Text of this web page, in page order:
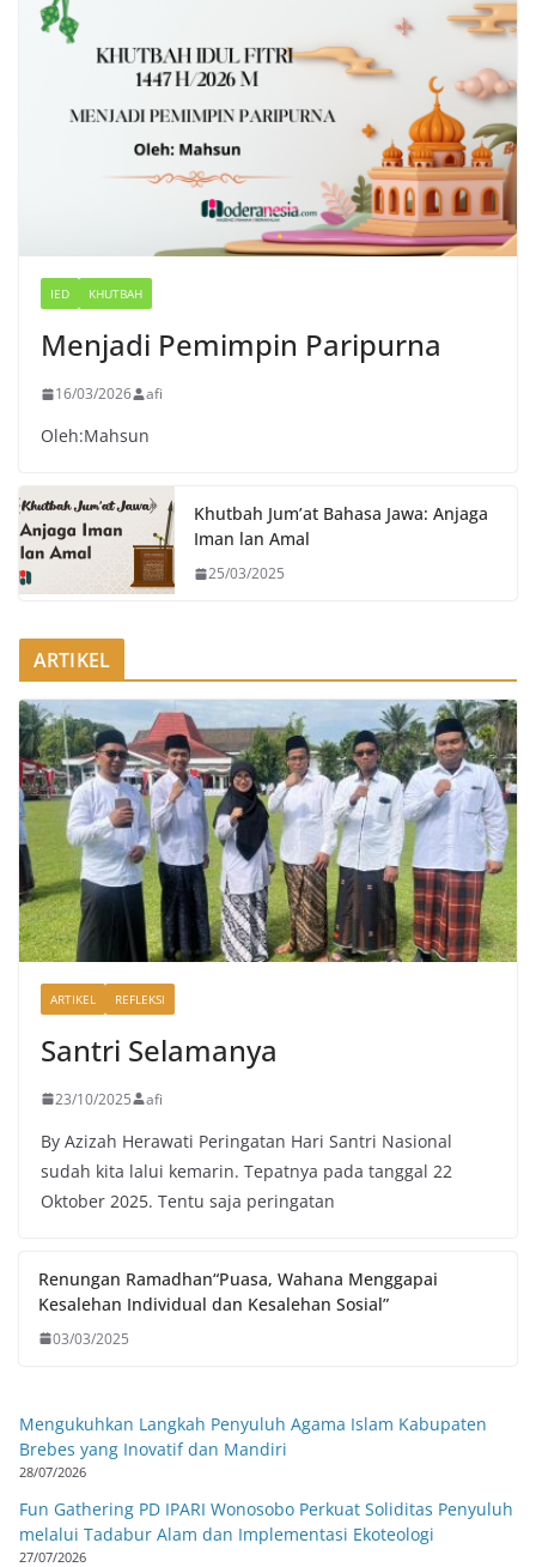
IED KHUTBAH
Menjadi Pemimpin Paripurna
16/03/2026 afi
Oleh:Mahsun
Khutbah Jum’at Bahasa Jawa: Anjaga
Iman lan Amal
25/03/2025
ARTIKEL
ARTIKEL REFLEKSI
Santri Selamanya
23/10/2025 afi
By Azizah Herawati Peringatan Hari Santri Nasional
sudah kita lalui kemarin. Tepatnya pada tanggal 22
Oktober 2025. Tentu saja peringatan
Renungan Ramadhan“Puasa, Wahana Menggapai
Kesalehan Individual dan Kesalehan Sosial”
03/03/2025
Mengukuhkan Langkah Penyuluh Agama Islam Kabupaten
Brebes yang Inovatif dan Mandiri
28/07/2026
Fun Gathering PD IPARI Wonosobo Perkuat Soliditas Penyuluh
melalui Tadabur Alam dan Implementasi Ekoteologi
27/07/2026